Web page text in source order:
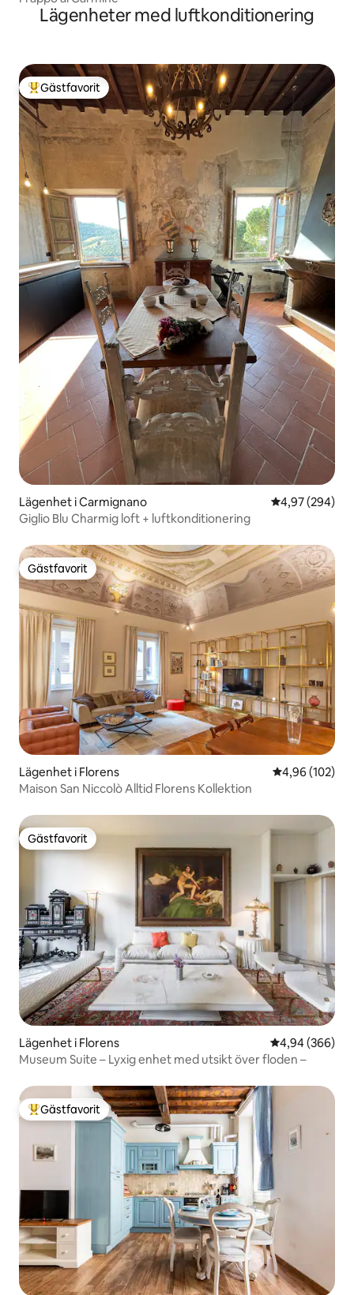
Lägenheter med luftkonditionering
Populär gästfavorit
Gästfavorit
Lägenhet i Carmignano 4,97 av 5 i
4,97 (294)
Giglio Blu Charmig loft + luftkonditionering
Gästfavorit
Gästfavorit
Lägenhet i Florens 4,96 av 5 i
4,96 (102)
Maison San Niccolò Alltid Florens Kollektion
Gästfavorit
Gästfavorit
Lägenhet i Florens 4,94 av 5 i
4,94 (366)
Museum Suite – Lyxig enhet med utsikt över floden –
Populär gästfavorit
Gästfavorit